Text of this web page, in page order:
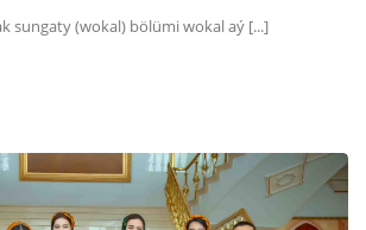
sungaty (wokal) bölümi wokal aý [...]